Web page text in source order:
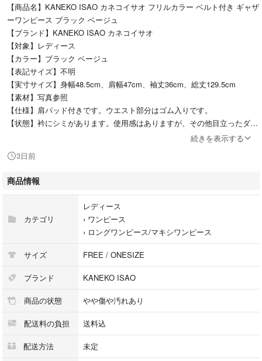
【商品名】KANEKO ISAO カネコイサオ フリルカラー ベルト付き ギャザ
ーワンピース ブラック ベージュ
【ブランド】KANEKO ISAO カネコイサオ
【対象】レディース
【カラー】ブラック ベージュ
【表記サイズ】不明
【実寸サイズ】身幅48.5cm、肩幅47cm、袖丈36cm、総丈129.5cm
【素材】写真参照
【仕様】肩パッド付きです。ウエスト部分はゴム入りです。
【状態】衿にシミがあります。使用感はありますが、その他目立ったダメ
ージや汚れはございません。まだまだ永くご利用いただけるお品物です。
■注意事項
本商品は一点物となります。他サイト等でも販売している商品となり、多
■ブランド古着のリュクス取扱中古商品
当店では取り扱っているすべてのお品物は顧客様からの買取・ブランド品
専門の古物市場で弊社が正規品と判断したお品物になります。
当店の経験豊富なバイヤーが仕入れ後の検品で再度商品一点一点の真贋を
確認し、正規品と判断したお品物のみを取り扱っております。
佐川急便の元払いにて発送します。全国送料無料にてお届けいたします。
続きを表示する
3日前
商品情報
カテゴリ
レディース
› ワンピース
› ロングワンピース/マキシワンピース
サイズ FREE / ONESIZE
ブランド KANEKO ISAO
商品の状態 やや傷や汚れあり
配送料の負担 送料込
配送方法 未定